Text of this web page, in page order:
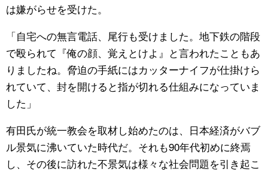
は嫌がらせを受けた。
「自宅への無言電話、尾行も受けました。地下鉄の階段
で殴られて『俺の顔、覚えとけよ』と言われたこともあ
りましたね。脅迫の手紙にはカッターナイフが仕掛けら
れていて、封を開けると指が切れる仕組みになっていま
した」
有田氏が統一教会を取材し始めたのは、日本経済がバブ
ル景気に沸いていた時代だ。それも90年代初めに終焉
し、その後に訪れた不景気は様々な社会問題を引き起こ